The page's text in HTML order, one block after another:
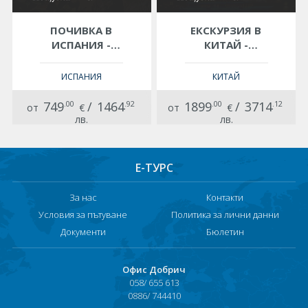
ПОЧИВКА В
ИСПАНИЯ -
ТЕНЕРИФЕ -
ОСТРОВЪТ НА
ВЕЧНОТО ЛЯТО!
ИСПАНИЯ
от 749.00 € / 1464.92
лв.
ЕКСКУРЗИЯ В
КИТАЙ -
ПОДНЕБЕСНАТА
ИМПЕРИЯ -
ШАНХАЙ, СУДЖОУ,
ХАНДЖОУ,
ХУАНШАН И
ОТ БЪЛГАРИЯ!
КИТАЙ
от 1899.00 €/ 3714.12
лв.
Е-ТУРС
За нас
Контакти
Условия за пътуване
Политика за лични данни
Документи
Бюлетин
Офис Добрич
058/ 655 613
0886/ 744410